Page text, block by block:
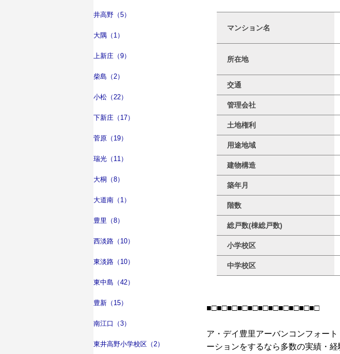
井高野（5）
大隅（1）
上新庄（9）
柴島（2）
小松（22）
下新庄（17）
菅原（19）
瑞光（11）
大桐（8）
大道南（1）
豊里（8）
西淡路（10）
東淡路（10）
東中島（42）
豊新（15）
南江口（3）
東井高野小学校区（2）
マンション名
所在地
交通
管理会社
土地権利
用途地域
建物構造
築年月
階数
総戸数(棟総戸数)
小学校区
中学校区
■□■□■□■□■□■□■□■□■□■□■□
ア・デイ豊里アーバンコンフォー
ーションをするなら多数の実績・